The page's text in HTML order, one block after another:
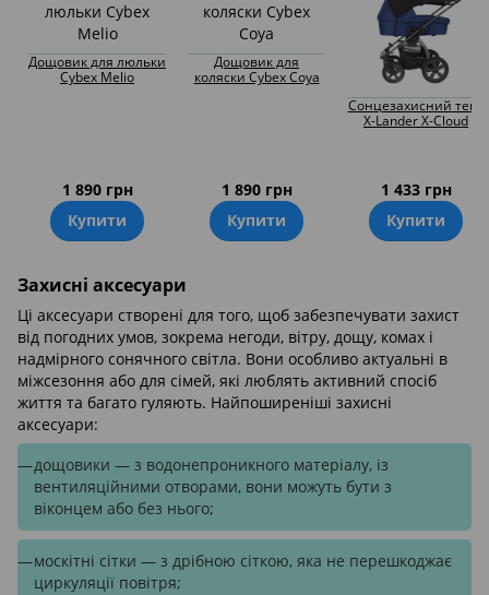
Дощовик для люльки
Cybex Melio
1 890 грн
Купити
Дощовик для
коляски Cybex Coya
1 890 грн
Купити
Сонцезахисний тент
X-Lander X-Cloud
1 433 грн
Купити
Захисні аксесуари
Ці аксесуари створені для того, щоб забезпечувати захист
від погодних умов, зокрема негоди, вітру, дощу, комах і
надмірного сонячного світла. Вони особливо актуальні в
міжсезоння або для сімей, які люблять активний спосіб
життя та багато гуляють. Найпоширеніші захисні
аксесуари:
дощовики — з водонепроникного матеріалу, із
вентиляційними отворами, вони можуть бути з
віконцем або без нього;
москітні сітки — з дрібною сіткою, яка не перешкоджає
циркуляції повітря;